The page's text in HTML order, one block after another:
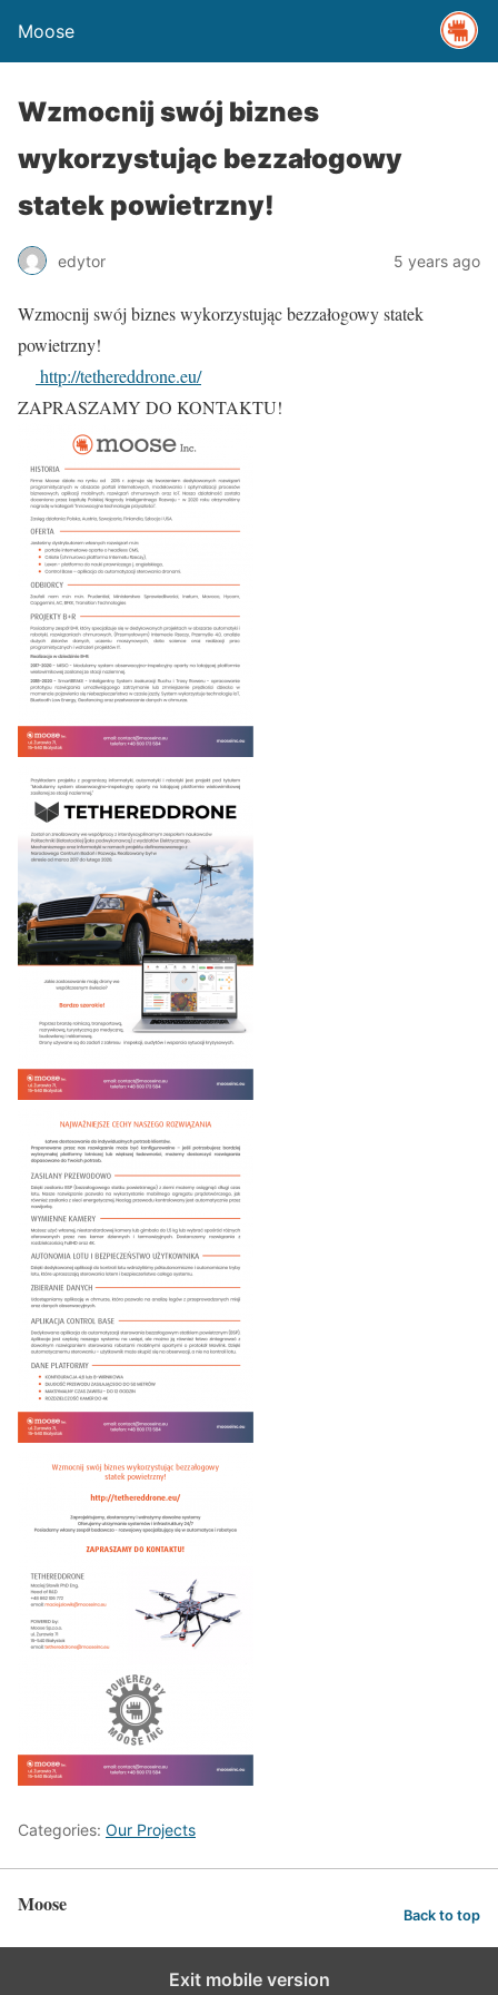
Moose
Wzmocnij swój biznes
wykorzystując bezzałogowy
statek powietrzny!
edytor 5 years ago
Wzmocnij swój biznes wykorzystując bezzałogowy statek
powietrzny!
http://tethereddrone.eu/
ZAPRASZAMY DO KONTAKTU!
Categories: Our Projects
Moose Back to top
Exit mobile version